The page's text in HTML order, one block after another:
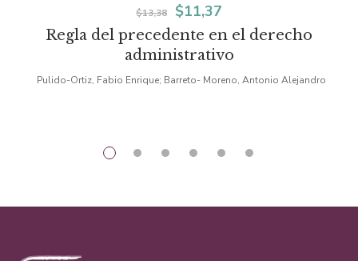
Regla del precedente en el derecho
administrativo
$13,38
El
precio
$11,37
precio
Pulido-Ortiz, Fabio Enrique; Barreto- Moreno, Antonio Alejandro